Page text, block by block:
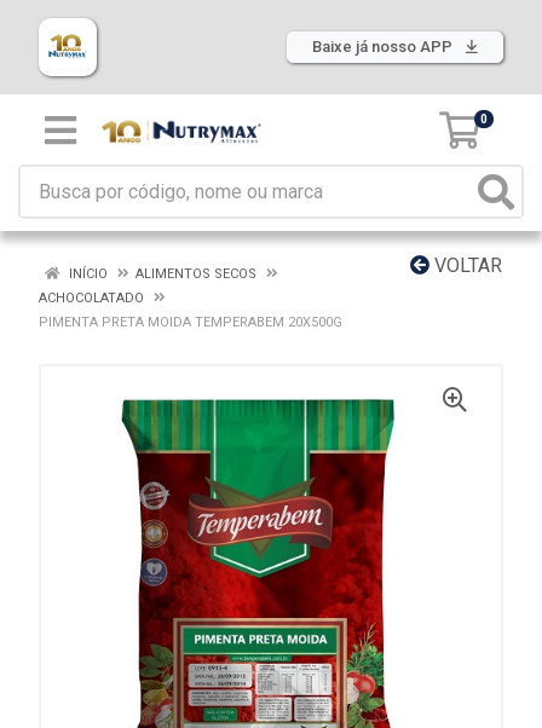
Baixe já nosso APP
0
VOLTAR
INÍCIO
ALIMENTOS SECOS
ACHOCOLATADO
PIMENTA PRETA MOIDA TEMPERABEM 20X500G